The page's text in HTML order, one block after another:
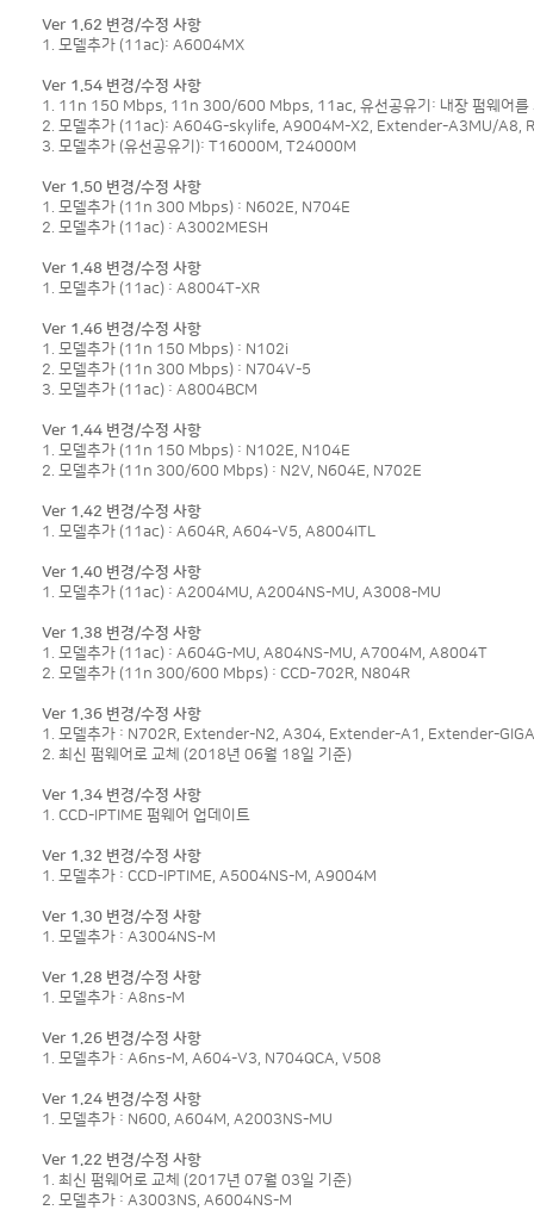
Ver 1.62 변경/수정 사항
1. 모델추가 (11ac): A6004MX
Ver 1.54 변경/수정 사항
1. 11n 150 Mbps, 11n 300/600 Mbps, 11ac, 유선공유기: 내장 펌웨어를
2. 모델추가 (11ac): A604G-skylife, A9004M-X2, Extender-A3MU/A8,
3. 모델추가 (유선공유기): T16000M, T24000M
Ver 1.50 변경/수정 사항
1. 모델추가 (11n 300 Mbps) : N602E, N704E
2. 모델추가 (11ac) : A3002MESH
Ver 1.48 변경/수정 사항
1. 모델추가 (11ac) : A8004T-XR
Ver 1.46 변경/수정 사항
1. 모델추가 (11n 150 Mbps) : N102i
2. 모델추가 (11n 300 Mbps) : N704V-5
3. 모델추가 (11ac) : A8004BCM
Ver 1.44 변경/수정 사항
1. 모델추가 (11n 150 Mbps) : N102E, N104E
2. 모델추가 (11n 300/600 Mbps) : N2V, N604E, N702E
Ver 1.42 변경/수정 사항
1. 모델추가 (11ac) : A604R, A604-V5, A8004ITL
Ver 1.40 변경/수정 사항
1. 모델추가 (11ac) : A2004MU, A2004NS-MU, A3008-MU
Ver 1.38 변경/수정 사항
1. 모델추가 (11ac) : A604G-MU, A804NS-MU, A7004M, A8004T
2. 모델추가 (11n 300/600 Mbps) : CCD-702R, N804R
Ver 1.36 변경/수정 사항
1. 모델추가 : N702R, Extender-N2, A304, Extender-A1, Extender-GIGA
2. 최신 펌웨어로 교체 (2018년 06월 18일 기준)
Ver 1.34 변경/수정 사항
1. CCD-IPTIME 펌웨어 업데이트
Ver 1.32 변경/수정 사항
1. 모델추가 : CCD-IPTIME, A5004NS-M, A9004M
Ver 1.30 변경/수정 사항
1. 모델추가 : A3004NS-M
Ver 1.28 변경/수정 사항
1. 모델추가 : A8ns-M
Ver 1.26 변경/수정 사항
1. 모델추가 : A6ns-M, A604-V3, N704QCA, V508
Ver 1.24 변경/수정 사항
1. 모델추가 : N600, A604M, A2003NS-MU
Ver 1.22 변경/수정 사항
1. 최신 펌웨어로 교체 (2017년 07월 03일 기준)
2. 모델추가 : A3003NS, A6004NS-M